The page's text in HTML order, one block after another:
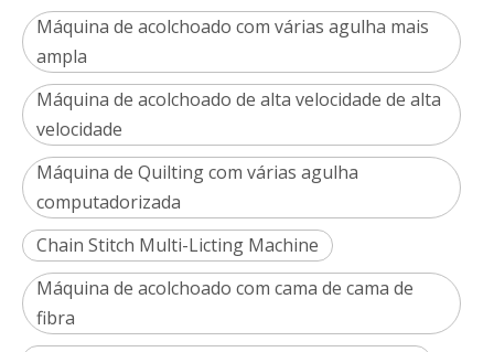
Máquina de acolchoado com várias agulha mais
ampla
Máquina de acolchoado de alta velocidade de alta
velocidade
Máquina de Quilting com várias agulha
computadorizada
Chain Stitch Multi-Licting Machine
Máquina de acolchoado com cama de cama de
fibra